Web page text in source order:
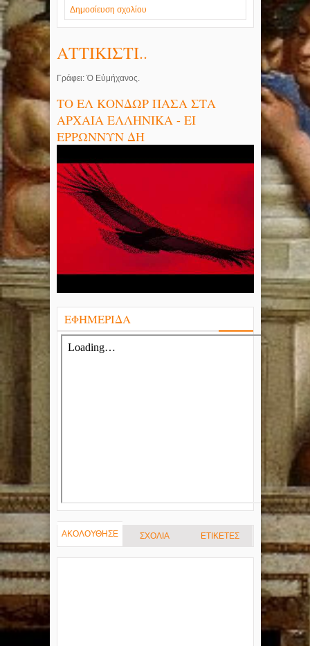
Δημοσίευση σχολίου
ΑΤΤΙΚΙΣΤΙ..
Γράφει: Ὁ Εὐμήχανος.
ΤΟ ΕΛ ΚΟΝΔΩΡ ΠΑΣΑ ΣΤΑ
ΑΡΧΑΙΑ ΕΛΛΗΝΙΚΑ - ΕΙ
ΕΡΡΩΝΝΥΝ ΔΗ
ΕΦΗΜΕΡΙΔΑ
ΑΚΟΛΟΥΘΗΣΕ ΣΧΟΛΙΑ ΕΤΙΚΕΤΕΣ